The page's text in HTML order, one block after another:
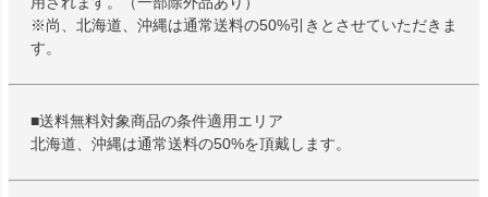
※尚、北海道、沖縄は通常送料の50%引きとさせていただきま
す。
■送料無料対象商品の条件適用エリア
北海道、沖縄は通常送料の50%を頂戴します。